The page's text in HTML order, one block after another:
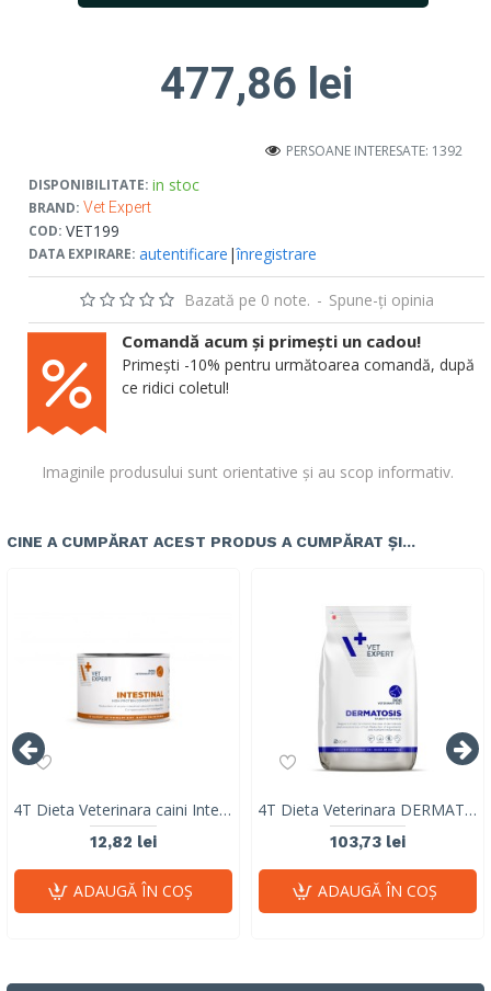
DISPONIBILITATE: in stoc
BRAND: Vet Expert
COD: VET199
DATA EXPIRARE: autentificare |înregistrare
PERSOANE INTERESATE: 1392
Bazată pe 0 note. - Spune-ţi opinia
477,86 lei
Imaginile produsului sunt orientative și au scop informativ.
Comandă acum și primești un cadou!
Primești -10% pentru următoarea comandă, după
ce ridici coletul!
CINE A CUMPĂRAT ACEST PRODUS A CUMPĂRAT ȘI...
4T Dieta Veterinara caini Intestinal Dog, VetExpert, conserva, 200g
12,82 lei
ADAUGĂ ÎN COŞ
4T Dieta Veterinara DERMATOSIS DOG, VetExpert, cu carne de iepure si cartofi, 2 kg
103,73 lei
ADAUGĂ ÎN COŞ